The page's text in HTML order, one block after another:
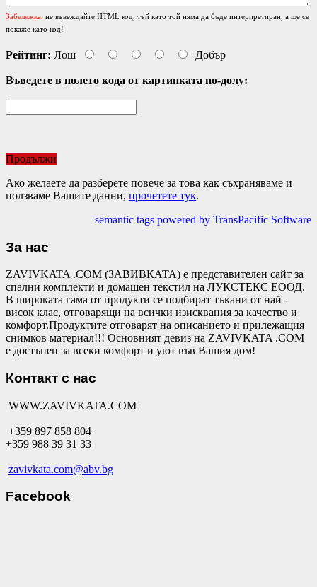
Забележка: не въвеждайте HTML код, тъй като той няма да бъде интерпретиран, а ще се
покаже като код!
Рейтинг: Лош Добър
Въведете в полето кода от картинката по-долу:
Продължи
Ако желаете да разберете повече за това как съхраняваме и
ползваме Вашите данни, прочетете тук.
semantic tags powered by TransPacific Software
За нас
ZAVIVKATA .COM (ЗАВИВКАТА) е представителен сайт за
спални комплекти и домашен текстил на ЛУКСТЕКС ЕООД.
В широката гама от продукти се подбират тъкани от най -
висок клас, отговарящи на всички изисквания за качество и
комфорт.Продуктите отговарят на описанието и прилежащия
снимков материал!!! Основният девиз на ZAVIVKATA .COM
е достъпен за всеки комфорт и уют във Вашия дом!
Контакт с нас
WWW.ZAVIVKATA.COM
+359 897 858 804
+359 988 39 31 33
zavivkata.com@abv.bg
Facebook